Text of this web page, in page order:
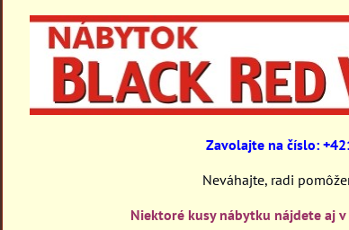
Zavolajte na číslo:
Neváhajte, radi
Niektoré kusy nábytku nájdete aj